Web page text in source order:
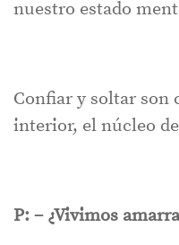
nuestro estado
Confiar y soltar son
interior, el núcleo
P: – ¿Vivimos